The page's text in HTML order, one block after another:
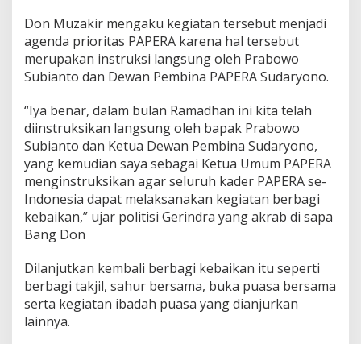
w
o
S
u
b
a
n
t
o
u
n
t
u
r
u
s
Don Muzakir mengaku kegiatan tersebut menjadi
agenda prioritas PAPERA karena hal tersebut
merupakan instruksi langsung oleh Prabowo
Subianto dan Dewan Pembina PAPERA Sudaryono.
“Iya benar, dalam bulan Ramadhan ini kita telah
diinstruksikan langsung oleh bapak Prabowo
Subianto dan Ketua Dewan Pembina Sudaryono,
yang kemudian saya sebagai Ketua Umum PAPERA
menginstruksikan agar seluruh kader PAPERA se-
Indonesia dapat melaksanakan kegiatan berbagi
kebaikan,” ujar politisi Gerindra yang akrab di sapa
Bang Don
Dilanjutkan kembali berbagi kebaikan itu seperti
berbagi takjil, sahur bersama, buka puasa bersama
serta kegiatan ibadah puasa yang dianjurkan
lainnya.